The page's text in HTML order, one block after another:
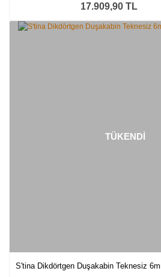
17.909,90 TL
TÜKENDİ
S'tina Dikdörtgen Duşakabin Teknesiz